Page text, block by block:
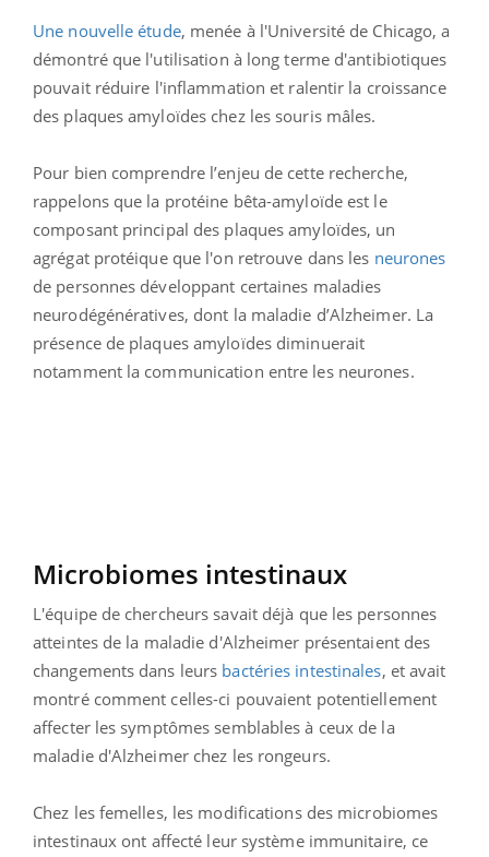
Une nouvelle étude, menée à l'Université de Chicago, a
démontré que l'utilisation à long terme d'antibiotiques
pouvait réduire l'inflammation et ralentir la croissance
des plaques amyloïdes chez les souris mâles.
Pour bien comprendre l’enjeu de cette recherche,
rappelons que la protéine bêta-amyloïde est le
composant principal des plaques amyloïdes, un
agrégat protéique que l'on retrouve dans les neurones
de personnes développant certaines maladies
neurodégénératives, dont la maladie d’Alzheimer. La
présence de plaques amyloïdes diminuerait
notamment la communication entre les neurones.
Microbiomes intestinaux
L'équipe de chercheurs savait déjà que les personnes
atteintes de la maladie d'Alzheimer présentaient des
changements dans leurs bactéries intestinales, et avait
montré comment celles-ci pouvaient potentiellement
affecter les symptômes semblables à ceux de la
maladie d'Alzheimer chez les rongeurs.
Chez les femelles, les modifications des microbiomes
intestinaux ont affecté leur système immunitaire, ce